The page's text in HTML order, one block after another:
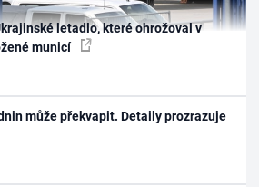
letadlo, které ohrožoval v
municí
může překvapit. Detaily prozrazuje